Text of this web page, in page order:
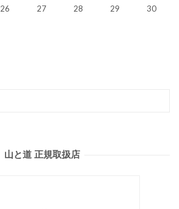
26 27 28 29
30
山と道 正規取扱店